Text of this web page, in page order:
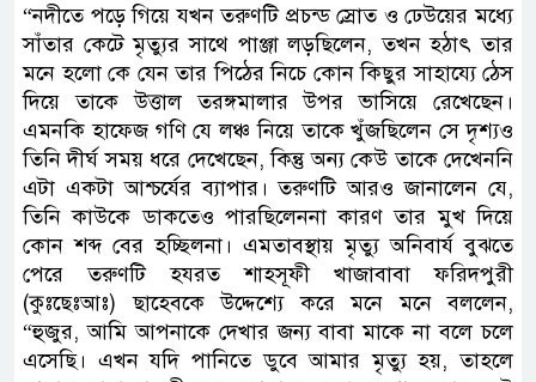
“নদীতে পড়ে গিয়ে যখন তরুণটি প্রচন্ড স্রোত ও ঢেউয়ের মধ্যে
সাঁতার কেটে মৃত্যুর সাথে পাঞ্জা লড়ছিলেন, তখন হঠাৎ তার
মনে হলো কে যেন তার পিঠের নিচে কোন কিছুর সাহায্যে ঠেস
দিয়ে তাকে উত্তাল তরঙ্গমালার উপর ভাসিয়ে রেখেছেন।
এমনকি হাফেজ গণি যে লঞ্চ নিয়ে তাকে খুঁজছিলেন সে দৃশ্যও
তিনি দীর্ঘ সময় ধরে দেখেছেন, কিন্তু অন্য কেউ তাকে দেখেননি
এটা একটা আশ্চর্যের ব্যাপার। তরুণটি আরও জানালেন যে,
তিনি কাউকে ডাকতেও পারছিলেননা কারণ তার মুখ দিয়ে
কোন শব্দ বের হচ্ছিলনা। এমতাবস্থায় মৃত্যু অনিবার্য বুঝতে
পেরে তরুণটি হযরত শাহসূফী খাজাবাবা ফরিদপুরী
(কুঃছেঃআঃ) ছাহেবকে উদ্দেশ্যে করে মনে মনে বললেন,
“হুজুর, আমি আপনাকে দেখার জন্য বাবা মাকে না বলে চলে
এসেছি। এখন যদি পানিতে ডুবে আমার মৃত্যু হয়, তাহলে